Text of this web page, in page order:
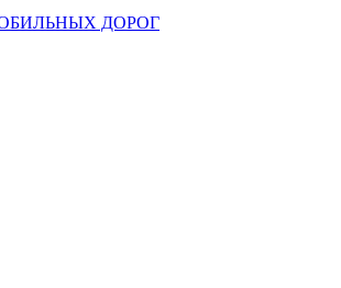
ДОРОГ